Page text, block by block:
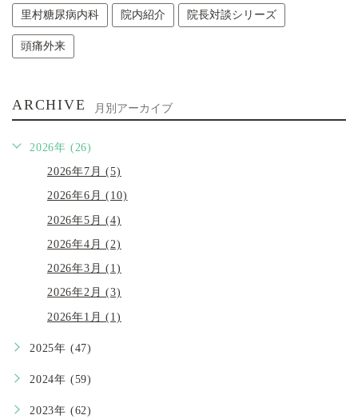
里村糖尿病内科 院内紹介 院長対談シリーズ
頭痛外来
ARCHIVE 月別アーカイブ
2026年 (26)
2026年7月 (5)
2026年6月 (10)
2026年5月 (4)
2026年4月 (2)
2026年3月 (1)
2026年2月 (3)
2026年1月 (1)
2025年 (47)
2024年 (59)
2023年 (62)